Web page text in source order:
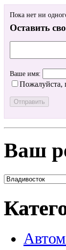
Пока нет ни
Оставить
Ваше имя:
Пожалуйста,
Ваш